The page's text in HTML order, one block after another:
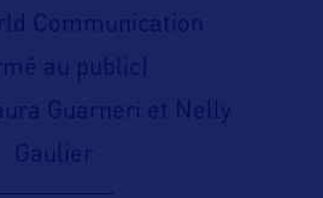
Communication
au public)
Guarneri et Nelly
Gaulier